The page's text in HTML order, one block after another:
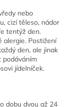
nebo
cizí těleso, nádor
tentýž den.
alergie. Postižení
den, ale jinak
podáváním
jídelníček.
dobu dvou až 24